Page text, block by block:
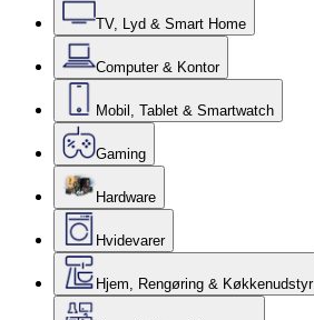
TV, Lyd & Smart Home
Computer & Kontor
Mobil, Tablet & Smartwatch
Gaming
Hardware
Hvidevarer
Hjem, Rengøring & Køkkenudstyr